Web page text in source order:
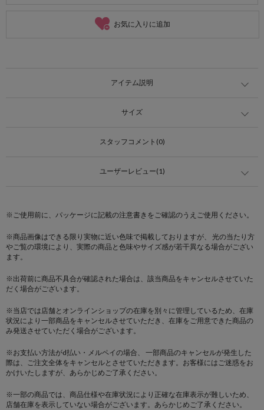
お気に入りに追加
アイテム説明
サイズ
スタッフコメント(0)
ユーザーレビュー(1)
※ご使用前に、パッケージに記載の注意書きをご確認のうえご使用ください。
※商品画像はできる限り実物に近い色味で掲載しておりますが、 光の当たり方
やご覧の環境により、実際の商品と色味やサイズ感が若干異なる場合がござい
ます。
※出荷前に商品不具合が確認された場合は、該当商品をキャンセルさせていた
だく場合がございます。
※当店では店舗とオンラインショップの在庫を別々に管理しているため、在庫
状況により一部商品をキャンセルさせていただき、在庫をご用意できた商品の
み発送させていただく場合がございます。
※お支払い方法がd払い・メルペイの場合、 一部商品のキャンセルが発生した
際は、ご注文全体をキャンセルとさせていただきます。お客様にはご迷惑をお
かけいたしますが、あらかじめご了承ください。
※一部の商品では、商品仕様や在庫状況により正確な在庫表示が難しいため、
店舗在庫を表示していない場合がございます。あらかじめご了承ください。